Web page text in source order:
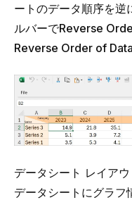
ートのデータ順序を逆
ルバーでReverse
Reverse Order of
データシート レイア
データシートにグラフ